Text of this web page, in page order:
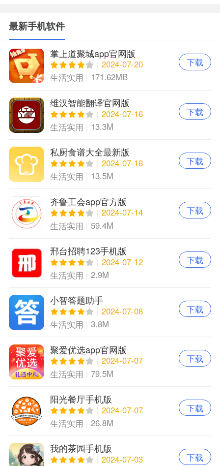
最新手机软件
掌上道聚城app官网版
2024-07-20
生活实用
171.62MB
下载
维汉智能翻译官网版
2024-07-16
生活实用
13.3M
下载
私厨食谱大全最新版
2024-07-16
生活实用
13.5M
下载
齐鲁工会app官方版
2024-07-14
生活实用
59.4M
下载
邢台招聘123手机版
2024-07-12
生活实用
2.9M
下载
小智答题助手
2024-07-08
生活实用
3.8M
下载
聚爱优选app官网版
2024-07-07
生活实用
79.5M
下载
阳光餐厅手机版
2024-07-07
生活实用
26.8M
下载
我的茶园手机版
2024-07-03 下载